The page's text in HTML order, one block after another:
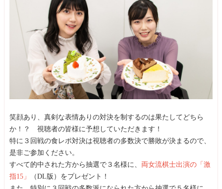
笑顔あり、真剣な表情ありの対決を制するのは果たしてどちら
か！？ 視聴者の皆様に予想していただきます！
特に３回戦の食レポ対決は視聴者の多数決で勝敗が決まるので、
是非ご参加ください。
すべて的中された方から抽選で３名様に、 両女流棋士出演の「激
指15」
（DL版）をプレゼント！